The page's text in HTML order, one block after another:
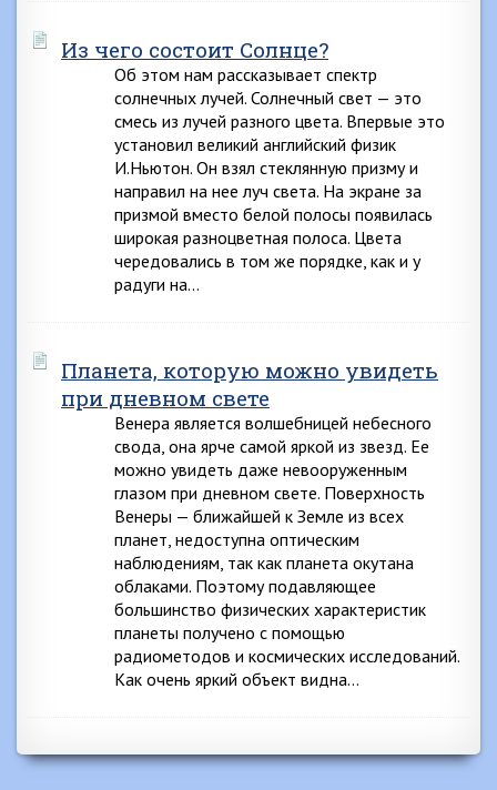
Из чего состоит Солнце?
Об этом нам рассказывает спектр
солнечных лучей. Солнечный свет — это
смесь из лучей разного цвета. Впервые это
установил великий английский физик
И.Ньютон. Он взял стеклянную призму и
направил на нее луч света. На экране за
призмой вместо белой полосы появилась
широкая разноцветная полоса. Цвета
чередовались в том же порядке, как и у
радуги на…
Планета, которую можно увидеть
при дневном свете
Венера является волшебницей небесного
свода, она ярче самой яркой из звезд. Ее
можно увидеть даже невооруженным
глазом при дневном свете. Поверхность
Венеры — ближайшей к Земле из всех
планет, недоступна оптическим
наблюдениям, так как планета окутана
облаками. Поэтому подавляющее
большинство физических характеристик
планеты получено с помощью
радиометодов и космических исследований.
Как очень яркий объект видна…